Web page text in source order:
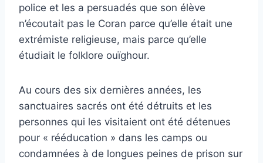
police et les a persuadés que son élève
n’écoutait pas le Coran parce qu’elle était une
extrémiste religieuse, mais parce qu’elle
étudiait le folklore ouïghour.
Au cours des six dernières années, les
sanctuaires sacrés ont été détruits et les
personnes qui les visitaient ont été détenues
pour « rééducation » dans les camps ou
condamnées à de longues peines de prison sur